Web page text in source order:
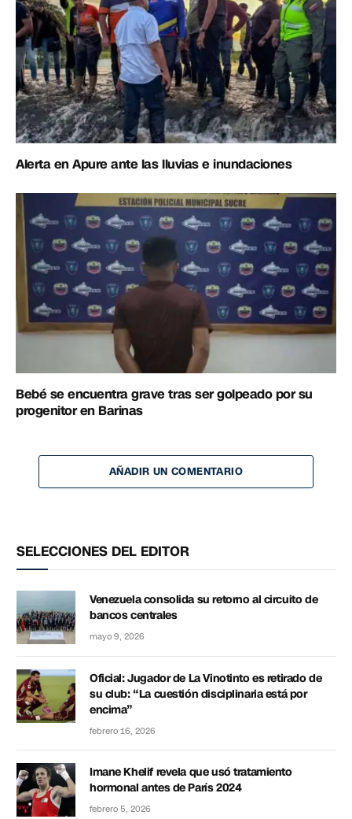
Alerta en Apure ante las lluvias e inundaciones
Bebé se encuentra grave tras ser golpeado por su
progenitor en Barinas
AÑADIR UN COMENTARIO
SELECCIONES DEL EDITOR
Venezuela consolida su retorno al circuito de
bancos centrales
mayo 9, 2026
Oficial: Jugador de La Vinotinto es retirado de
su club: “La cuestión disciplinaria está por
encima”
febrero 16, 2026
Imane Khelif revela que usó tratamiento
hormonal antes de París 2024
febrero 5, 2026